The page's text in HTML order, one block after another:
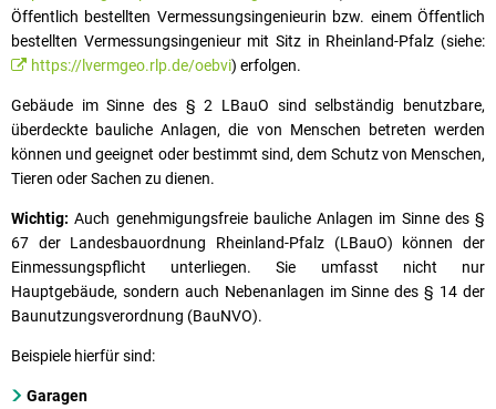
Öffentlich bestellten Vermessungsingenieurin bzw. einem Öffentlich
bestellten Vermessungsingenieur mit Sitz in Rheinland-Pfalz (siehe:
https://lvermgeo.rlp.de/oebvi) erfolgen.
Gebäude im Sinne des § 2 LBauO sind selbständig benutzbare,
überdeckte bauliche Anlagen, die von Menschen betreten werden
können und geeignet oder bestimmt sind, dem Schutz von Menschen,
Tieren oder Sachen zu dienen.
Wichtig: Auch genehmigungsfreie bauliche Anlagen im Sinne des §
67 der Landesbauordnung Rheinland-Pfalz (LBauO) können der
Einmessungspflicht unterliegen. Sie umfasst nicht nur
Hauptgebäude, sondern auch Nebenanlagen im Sinne des § 14 der
Baunutzungsverordnung (BauNVO).
Beispiele hierfür sind:
Garagen